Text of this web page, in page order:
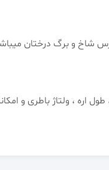
هرس شاخ و برگ درختان
اره ، ولتاژ باطری و